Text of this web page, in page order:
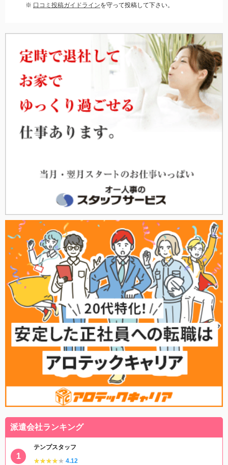
※ 口コミ投稿ガイドラインを守って投稿して下さい。
派遣会社ランキング
テンプスタッフ
★★★★★
★★★★★ 4.12